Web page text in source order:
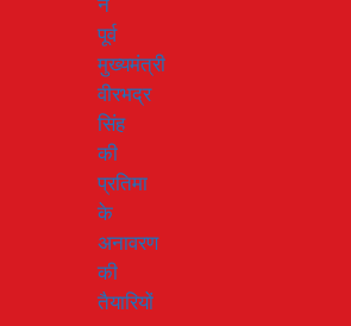
पूर्व
मुख्यमंत्री
वीरभद्र
सिंह
की
प्रतिमा
के
अनावरण
की
तैयारियों